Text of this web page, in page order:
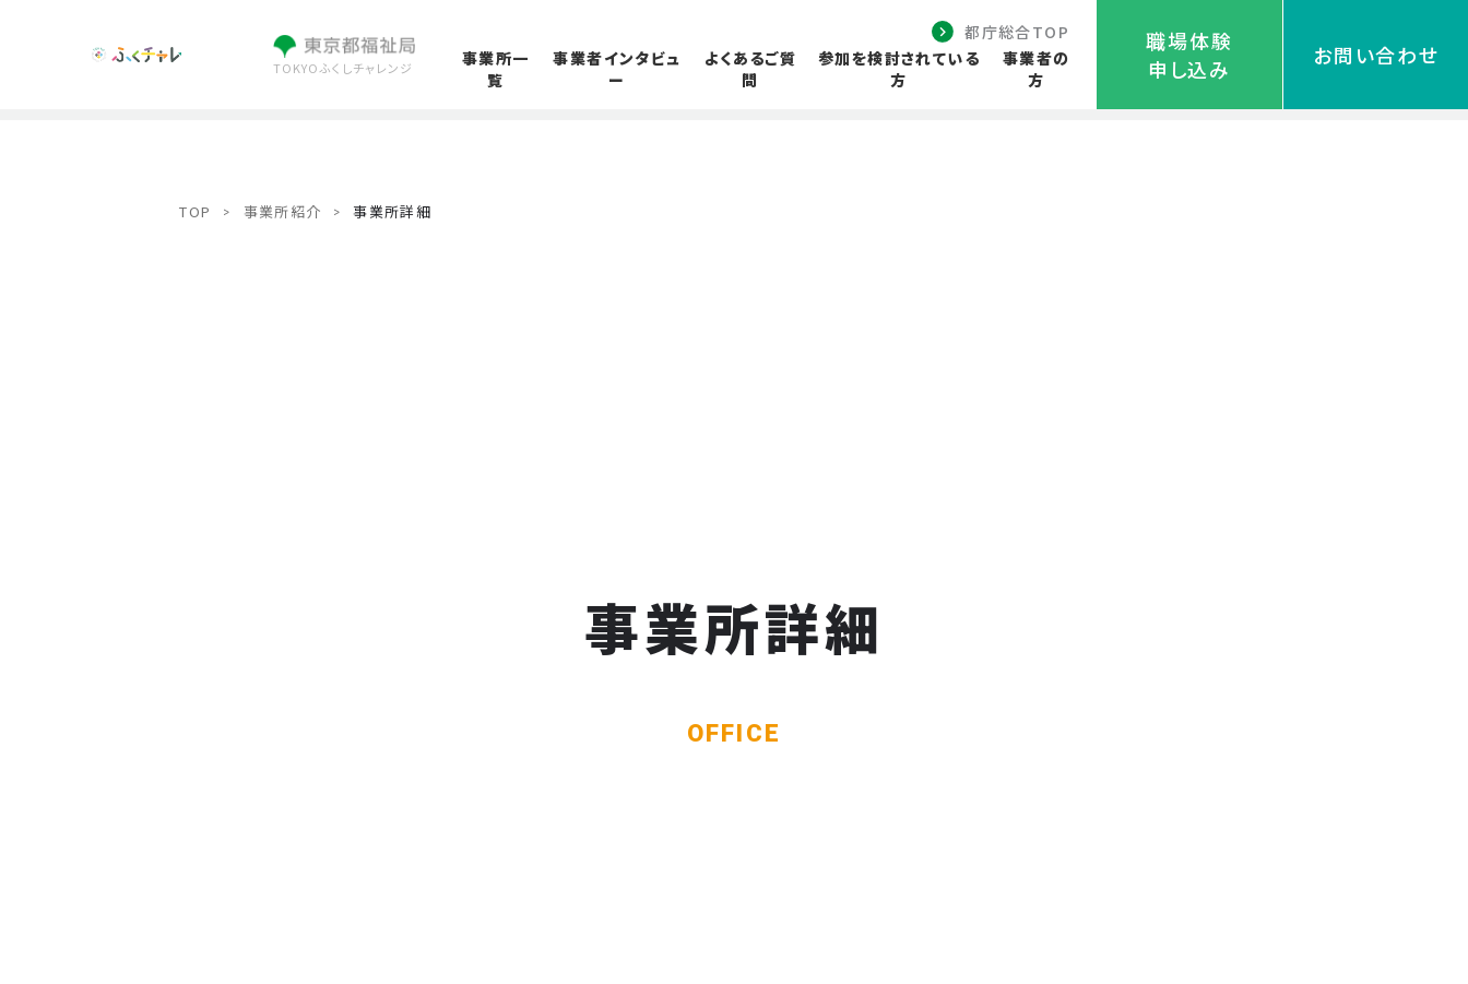
TOKYOふくしチャレンジ
事業所一
覧
事業者インタビュ
ー
よくあるご質
問
参加を検討されている
方
事業者の
方
職場体験
申し込み
お問い合わせ
都庁総合TOP
TOP 事業所紹介 事業所詳細
事業所詳細
OFFICE